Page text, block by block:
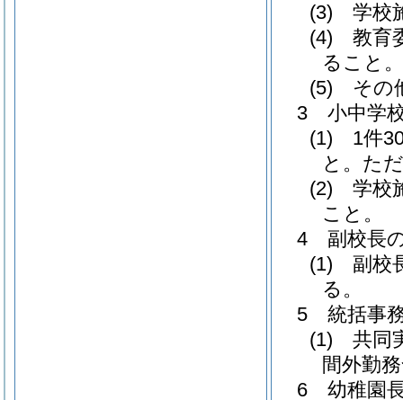
(3) 学校
(4) 教育
ること。
(5) その
3 小中学
(1) 1件30
と。た
(2) 学校
こと。
4 副校長
(1) 副校
る。
5 統括事
(1) 共同
間外勤
6 幼稚園